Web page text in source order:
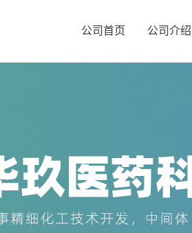
公司首页 公司介绍